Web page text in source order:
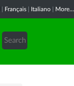
Français Italiano More...